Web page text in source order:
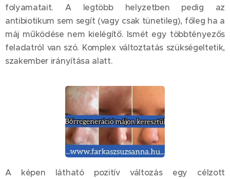
folyamatait. A legtöbb helyzetben pedig az
antibiotikum sem segít (vagy csak tünetileg), főleg ha a
máj működése nem kielégítő. Ismét egy többtényezős
feladatról van szó. Komplex változtatás szükségeltetik,
szakember irányítása alatt.
A képen látható pozitív változás egy célzott